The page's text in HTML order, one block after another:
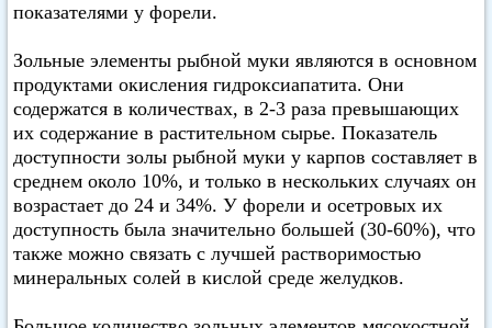
показателями у форели.
Зольные элементы рыбной муки являются в основном
продуктами окисления гидроксиапатита. Они
содержатся в количествах, в 2-3 раза превышающих
их содержание в растительном сырье. Показатель
доступности золы рыбной муки у карпов составляет в
среднем около 10%, и только в нескольких случаях он
возрастает до 24 и 34%. У форели и осетровых их
доступность была значительно большей (30-60%), что
также можно связать с лучшей растворимостью
минеральных солей в кислой среде желудков.